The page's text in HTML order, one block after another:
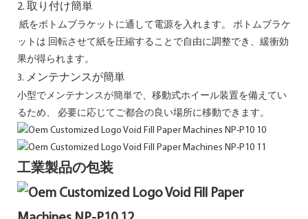
2. 取り付け簡単
紙をボトムブラケットに通して電源を入れます。 ボトムブラケ
ットは 回転させて紙を圧縮することで自由に調整でき、緩衝効
果が得られます。
3. メンテナンスが簡単
小型でメンテナンスが簡単で、移動式ホイール装置を備えてい
るため、 必要に応じてご都合の良い場所に移動できます。
工業製品の包装